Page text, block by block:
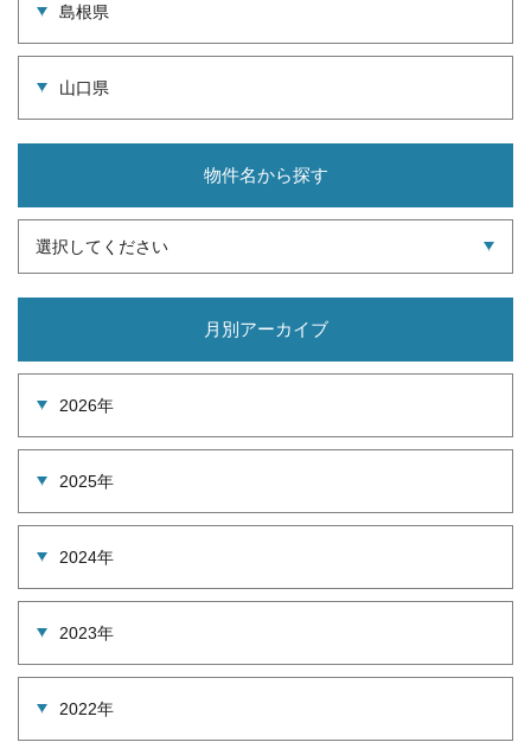
島根県
山口県
物件名から探す
選択してください
月別アーカイブ
2026年
2025年
2024年
2023年
2022年